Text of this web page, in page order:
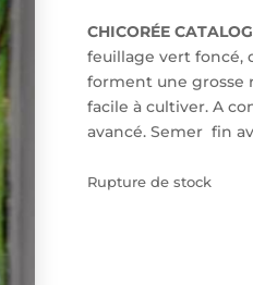
CHICORÉE
feuillage vert foncé,
forment une grosse
facile à cultiver. A
avancé. Semer fin
Rupture de stock